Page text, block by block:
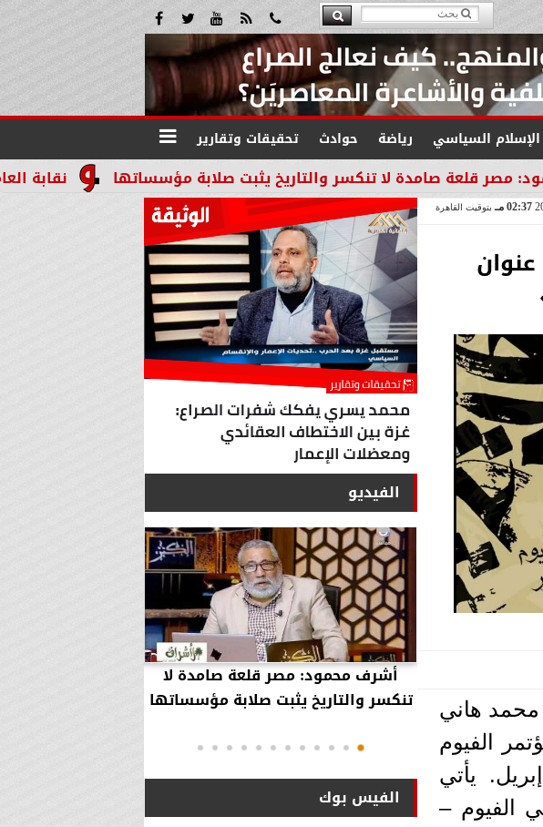
الإسلام السياسي رياضة حوادث تحقيقات وتقارير
نقابة العاملين صامدة لا تنكسر والتاريخ يثبت صلابة مؤسساتها
02:37 مـ بتوقيت القاهرة
محمد هاني
الفيوم
يأتي
الفيوم –
الفيديو
مع الصين
أشرف محمود: مصر قلعة صامدة لا
تنكسر والتاريخ يثبت صلابة مؤسساتها
الفيس بوك